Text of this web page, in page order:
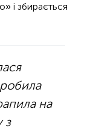
і збирається
на
з